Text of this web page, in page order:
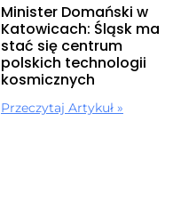
Minister Domański w
Katowicach: Śląsk ma
stać się centrum
polskich technologii
kosmicznych
Przeczytaj Artykuł »